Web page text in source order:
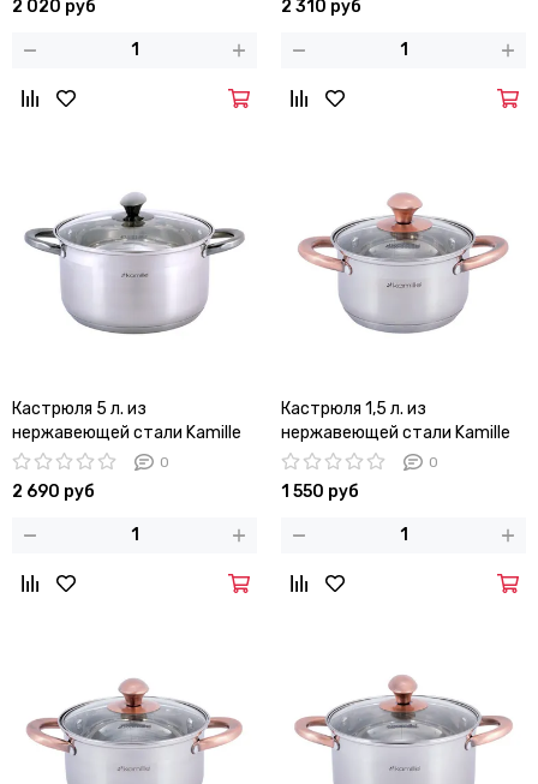
2 020 руб 2 310 руб
Кастрюля 5 л. из
нержавеющей стали Kamille
KM-4924 с черными ручками
0
2 690 руб
Кастрюля 1,5 л. из
нержавеющей стали Kamille
KM 4930 с медными ручками
0
1 550 руб